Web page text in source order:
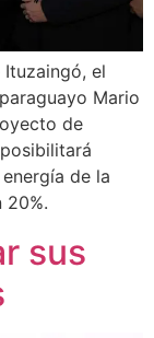
el
Mario
de
de la
20%.
sus